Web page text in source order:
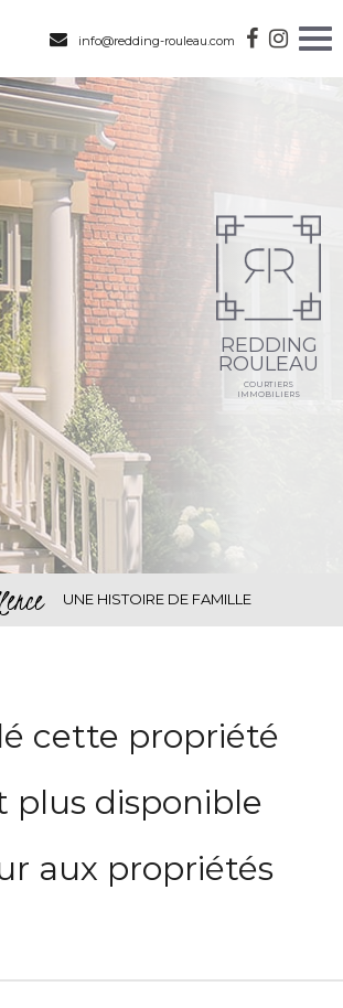
info@redding-rouleau.com
REDDING
ROULEAU
COURTIERS
IMMOBILIERS
UNE HISTOIRE DE FAMILLE
cette propriété
plus disponible
aux propriétés